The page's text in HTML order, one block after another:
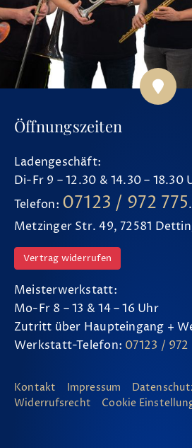
Öffnungszeiten
Ladengeschäft:
Di-Fr 9 – 12.30 & 14.30 – 18.30
Telefon: 07123 / 972 775.
Metzinger Str. 49, 72581
Vertrag widerrufen
Meisterwerkstatt:
Mo-Fr 8 – 13 & 14 – 16 Uhr
Zutritt über Haupteingang +
Werkstatt-Telefon: 07123 / 972
Kontakt Impressum
Widerrufsrecht
Cookie